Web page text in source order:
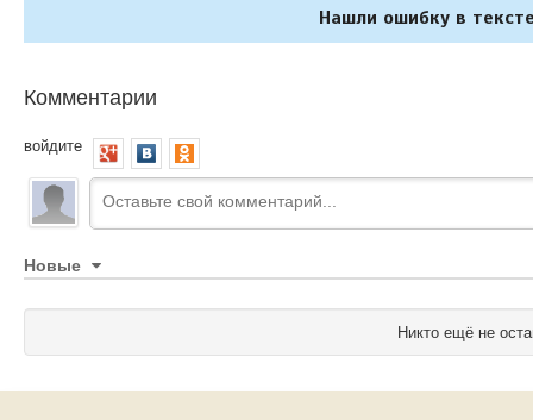
Нашли ошибку в
Комментарии
войдите
Новые
Никто ещё не